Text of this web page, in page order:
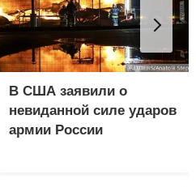
В США заявили о
невиданной силе ударов
армии России